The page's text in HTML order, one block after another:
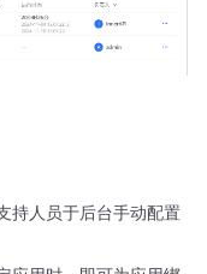
持人员于后台手动配置